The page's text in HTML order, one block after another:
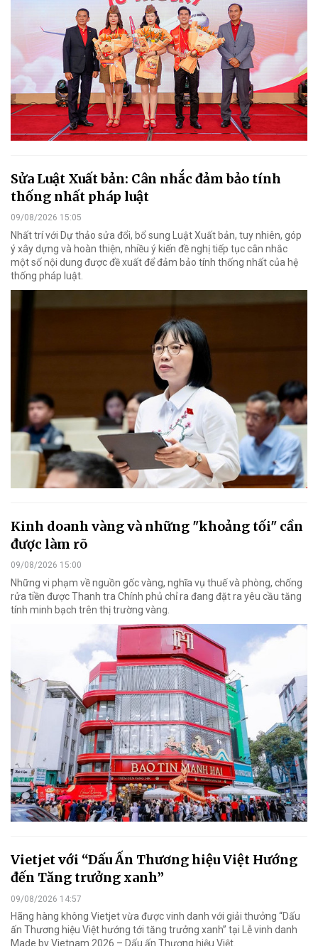
Sửa Luật Xuất bản: Cân nhắc đảm bảo tính
thống nhất pháp luật
09/08/2026 15:05
Nhất trí với Dự thảo sửa đổi, bổ sung Luật Xuất bản, tuy nhiên, góp
ý xây dựng và hoàn thiện, nhiều ý kiến đề nghị tiếp tục cân nhắc
một số nội dung được đề xuất để đảm bảo tính thống nhất của hệ
thống pháp luật.
Kinh doanh vàng và những "khoảng tối" cần
được làm rõ
09/08/2026 15:00
Những vi phạm về nguồn gốc vàng, nghĩa vụ thuế và phòng, chống
rửa tiền được Thanh tra Chính phủ chỉ ra đang đặt ra yêu cầu tăng
tính minh bạch trên thị trường vàng.
Vietjet với “Dấu Ấn Thương hiệu Việt Hướng
đến Tăng trưởng xanh”
09/08/2026 14:57
Hãng hàng không Vietjet vừa được vinh danh với giải thưởng “Dấu
ấn Thương hiệu Việt hướng tới tăng trưởng xanh” tại Lễ vinh danh
Made by Vietnam 2026 – Dấu ấn Thương hiệu Việt.